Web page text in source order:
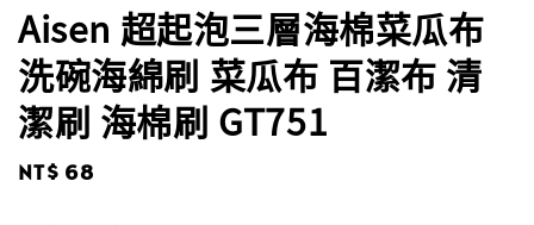
Aisen 超起泡三層海棉菜瓜布
洗碗海綿刷 菜瓜布 百潔布 清
潔刷 海棉刷 GT751
Regular
NT$ 68